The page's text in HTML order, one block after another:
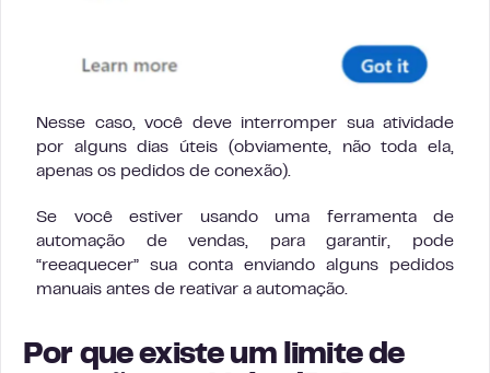
Nesse caso, você deve interromper sua atividade
por alguns dias úteis (obviamente, não toda ela,
apenas os pedidos de conexão).
Se você estiver usando uma ferramenta de
automação de vendas, para garantir, pode
“reeaquecer” sua conta enviando alguns pedidos
manuais antes de reativar a automação.
Por que existe um limite de